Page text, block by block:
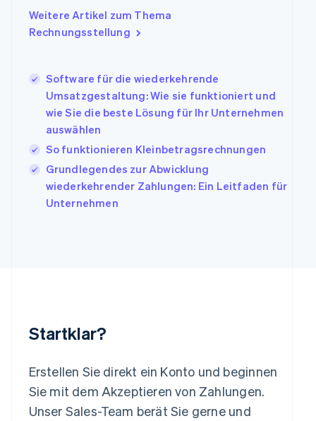
Weitere Artikel zum Thema
Rechnungsstellung
Software für die wiederkehrende
Umsatzgestaltung: Wie sie funktioniert und
wie Sie die beste Lösung für Ihr Unternehmen
auswählen
So funktionieren Kleinbetragsrechnungen
Grundlegendes zur Abwicklung
wiederkehrender Zahlungen: Ein Leitfaden für
Unternehmen
Startklar?
Erstellen Sie direkt ein Konto und beginnen
Sie mit dem Akzeptieren von Zahlungen.
Unser Sales-Team berät Sie gerne und
Indien
English
Irland
ItalianoEnglish
Japan
日本語English
Kanada
English Français
Kroatien
English Italiano
Lettland
English
Liechtenstein
English
Español English
Neuseeland
English
Niederlande